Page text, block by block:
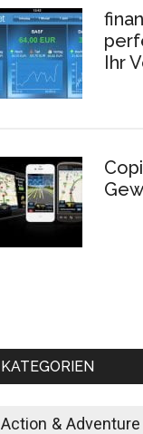
Ihr
KATEGORIEN
Action & Adventure